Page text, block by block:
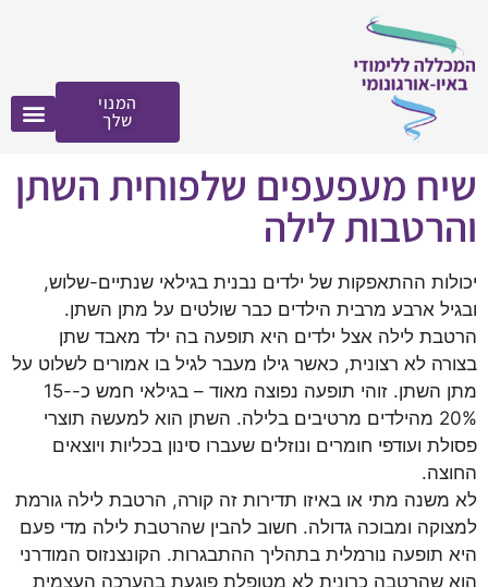
המנוי
שלך
שיח מעפעפים שלפוחית השתן
והרטבות לילה
יכולות ההתאפקות של ילדים נבנית בגילאי שנתיים-שלוש,
ובגיל ארבע מרבית הילדים כבר שולטים על מתן השתן.
הרטבת לילה אצל ילדים היא תופעה בה ילד מאבד שתן
בצורה לא רצונית, כאשר גילו מעבר לגיל בו אמורים לשלוט על
מתן השתן. זוהי תופעה נפוצה מאוד – בגילאי חמש כ-15-
20% מהילדים מרטיבים בלילה. השתן הוא למעשה תוצרי
פסולת ועודפי חומרים ונוזלים שעברו סינון בכליות ויוצאים
החוצה.
לא משנה מתי או באיזו תדירות זה קורה, הרטבת לילה גורמת
למצוקה ומבוכה גדולה. חשוב להבין שהרטבת לילה מדי פעם
היא תופעה נורמלית בתהליך ההתבגרות. הקונצנזוס המודרני
הוא שהרטבה כרונית לא מטופלת פוגעת בהערכה העצמית